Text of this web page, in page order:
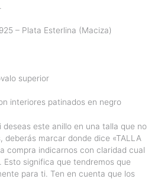
– Plata Esterlina (Maciza)
superior
interiores patinados en negro
deseas este anillo en una talla que no
deberás marcar donde dice «TALLA
compra indicarnos con claridad cual
Esto significa que tendremos que
para ti. Ten en cuenta que los